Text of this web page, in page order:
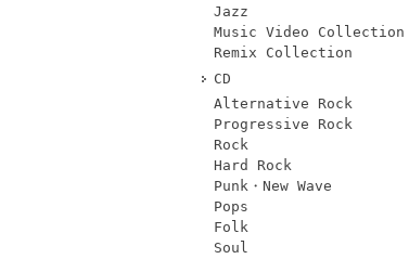
Jazz
Music Video Collection
Remix Collection
CD
Alternative Rock
Progressive Rock
Rock
Hard Rock
Punk・New Wave
Pops
Folk
Soul